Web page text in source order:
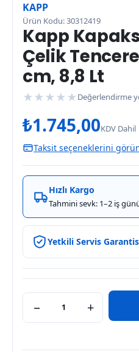
KAPP
Ürün Kodu: 30312419
Kapp
Çelik
cm, 8,8 Lt
★ ★ ★ ★ ★ Değerlendirme
₺1.745,00KDV Dahil
Taksit seçeneklerini
Hızlı Kargo
Tahmini sevk: 1–2 iş
Yetkili Servis
− +